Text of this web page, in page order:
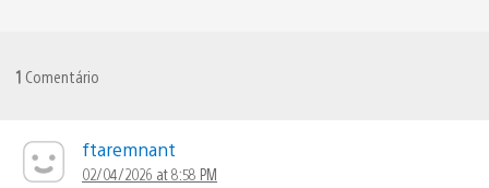
1 Comentário
ftaremnant
02/04/2026 at 8:58 PM